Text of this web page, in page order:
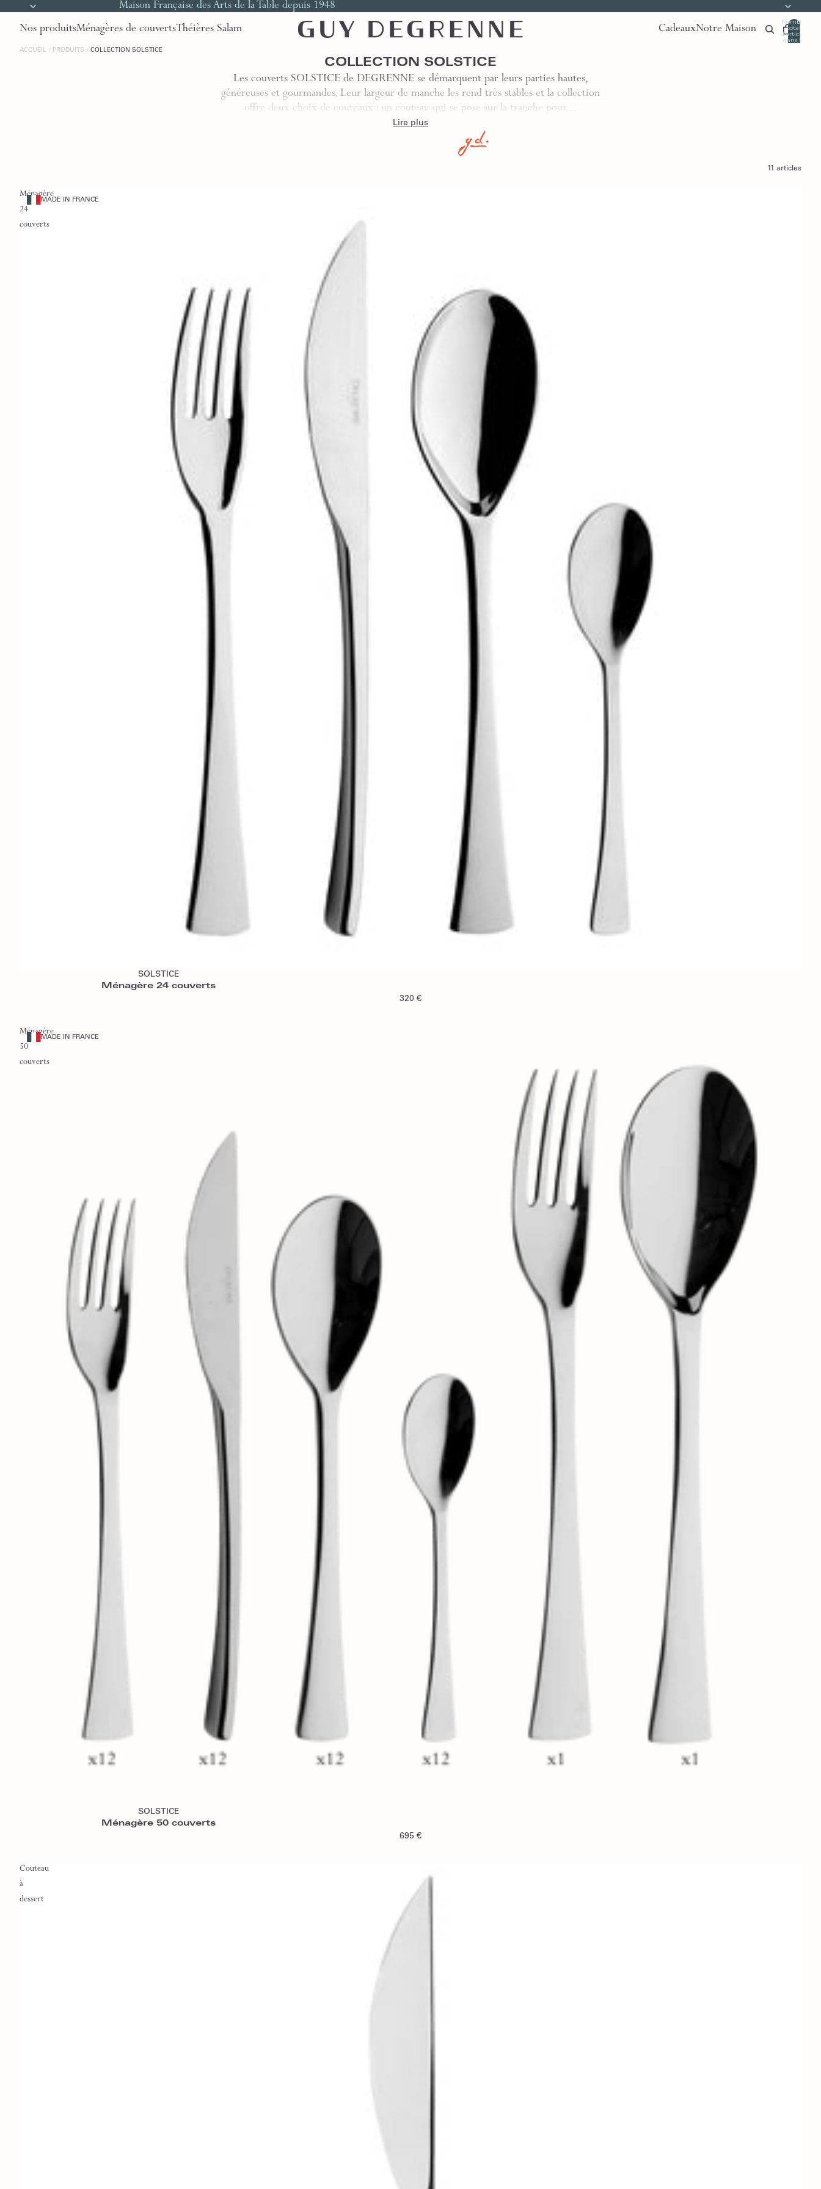
Maison Française des Arts de la Table depuis 1948
Nos produitsMénagères de couvertsThéières Salam CadeauxNotre Maison
Nombre
total
d’articles
dans le
ACCUEIL PRODUITS COLLECTION SOLSTICE
COLLECTION SOLSTICE
Les couverts SOLSTICE de DEGRENNE se démarquent par leurs parties hautes,
généreuses et gourmandes. Leur largeur de manche les rend très stables et la collection
offre deux choix de couteaux : un couteau qui se pose sur la tranche pour…
Lire plus
11 articles
Ménagère
24
couverts
MADE IN FRANCE
SOLSTICE
Ménagère 24 couverts
320 €
Ménagère
50
couverts
MADE IN FRANCE
SOLSTICE
Ménagère 50 couverts
695 €
Couteau
à
dessert